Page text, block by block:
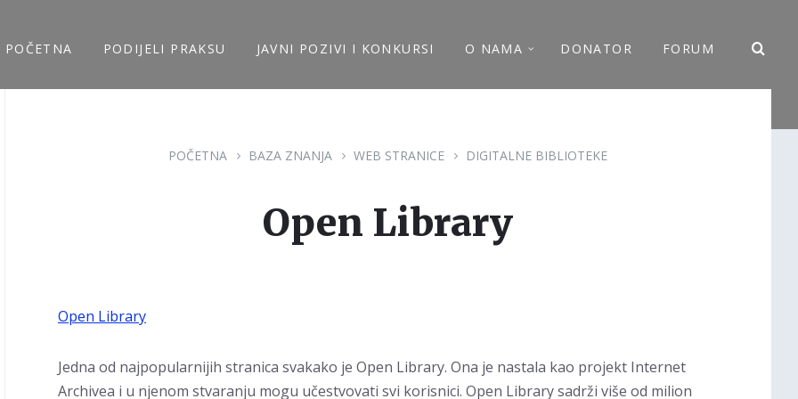
POČETNA PODIJELI PRAKSU JAVNI POZIVI I KONKURSI O NAMA DONATOR FORUM
POČETNA BAZA ZNANJA WEB STRANICE DIGITALNE BIBLIOTEKE
Open Library
Open Library
Jedna od najpopularnijih stranica svakako je Open Library. Ona je nastala kao projekt Internet
Archivea i u njenom stvaranju mogu učestvovati svi korisnici. Open Library sadrži više od milion